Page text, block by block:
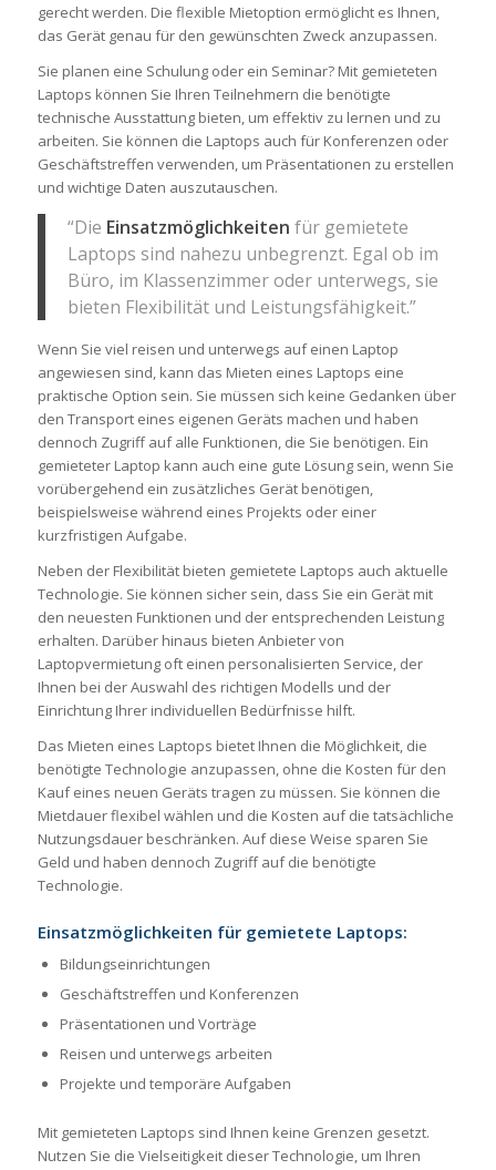
gerecht werden. Die flexible Mietoption ermöglicht es Ihnen,
das Gerät genau für den gewünschten Zweck anzupassen.
Sie planen eine Schulung oder ein Seminar? Mit gemieteten
Laptops können Sie Ihren Teilnehmern die benötigte
technische Ausstattung bieten, um effektiv zu lernen und zu
arbeiten. Sie können die Laptops auch für Konferenzen oder
Geschäftstreffen verwenden, um Präsentationen zu erstellen
und wichtige Daten auszutauschen.
“Die Einsatzmöglichkeiten für gemietete
Laptops sind nahezu unbegrenzt. Egal ob im
Büro, im Klassenzimmer oder unterwegs, sie
bieten Flexibilität und Leistungsfähigkeit.”
Wenn Sie viel reisen und unterwegs auf einen Laptop
angewiesen sind, kann das Mieten eines Laptops eine
praktische Option sein. Sie müssen sich keine Gedanken über
den Transport eines eigenen Geräts machen und haben
dennoch Zugriff auf alle Funktionen, die Sie benötigen. Ein
gemieteter Laptop kann auch eine gute Lösung sein, wenn Sie
vorübergehend ein zusätzliches Gerät benötigen,
beispielsweise während eines Projekts oder einer
kurzfristigen Aufgabe.
Neben der Flexibilität bieten gemietete Laptops auch aktuelle
Technologie. Sie können sicher sein, dass Sie ein Gerät mit
den neuesten Funktionen und der entsprechenden Leistung
erhalten. Darüber hinaus bieten Anbieter von
Laptopvermietung oft einen personalisierten Service, der
Ihnen bei der Auswahl des richtigen Modells und der
Einrichtung Ihrer individuellen Bedürfnisse hilft.
Das Mieten eines Laptops bietet Ihnen die Möglichkeit, die
benötigte Technologie anzupassen, ohne die Kosten für den
Kauf eines neuen Geräts tragen zu müssen. Sie können die
Mietdauer flexibel wählen und die Kosten auf die tatsächliche
Nutzungsdauer beschränken. Auf diese Weise sparen Sie
Geld und haben dennoch Zugriff auf die benötigte
Technologie.
Einsatzmöglichkeiten für gemietete Laptops:
Bildungseinrichtungen
Geschäftstreffen und Konferenzen
Präsentationen und Vorträge
Reisen und unterwegs arbeiten
Projekte und temporäre Aufgaben
Mit gemieteten Laptops sind Ihnen keine Grenzen gesetzt.
Nutzen Sie die Vielseitigkeit dieser Technologie, um Ihren